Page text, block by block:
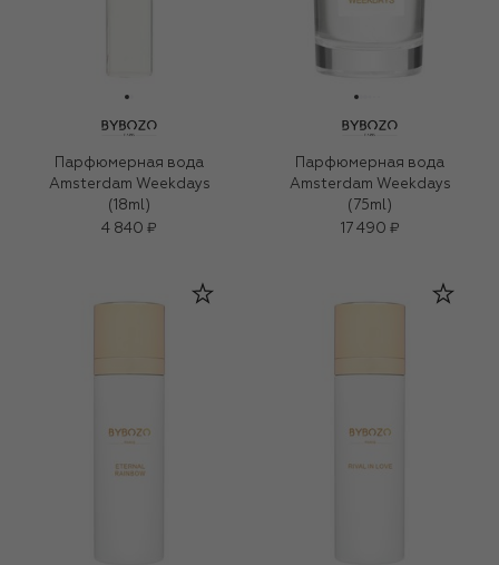
Парфюмерная вода
Amsterdam Weekdays
(18ml)
4 840 ₽
Парфюмерная вода
Amsterdam Weekdays
(75ml)
17 490 ₽